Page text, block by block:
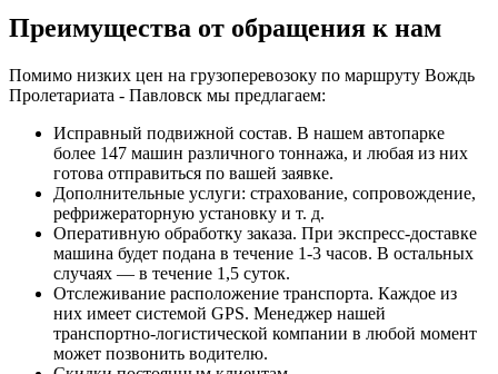
Преимущества от обращения к нам
Помимо низких цен на грузоперевозоку по маршруту Вождь
Пролетариата - Павловск мы предлагаем:
Исправный подвижной состав. В нашем автопарке
более 147 машин различного тоннажа, и любая из них
готова отправиться по вашей заявке.
Дополнительные услуги: страхование, сопровождение,
рефрижераторную установку и т. д.
Оперативную обработку заказа. При экспресс-доставке
машина будет подана в течение 1-3 часов. В остальных
случаях — в течение 1,5 суток.
Отслеживание расположение транспорта. Каждое из
них имеет системой GPS. Менеджер нашей
транспортно-логистической компании в любой момент
может позвонить водителю.